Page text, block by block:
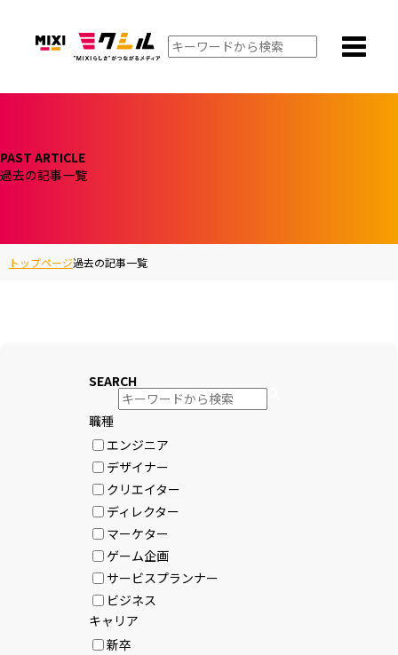
PAST ARTICLE
過去の記事一覧
トップページ過去の記事一覧
SEARCH
職種
エンジニア
デザイナー
クリエイター
ディレクター
マーケター
ゲーム企画
サービスプランナー
ビジネス
キャリア
新卒